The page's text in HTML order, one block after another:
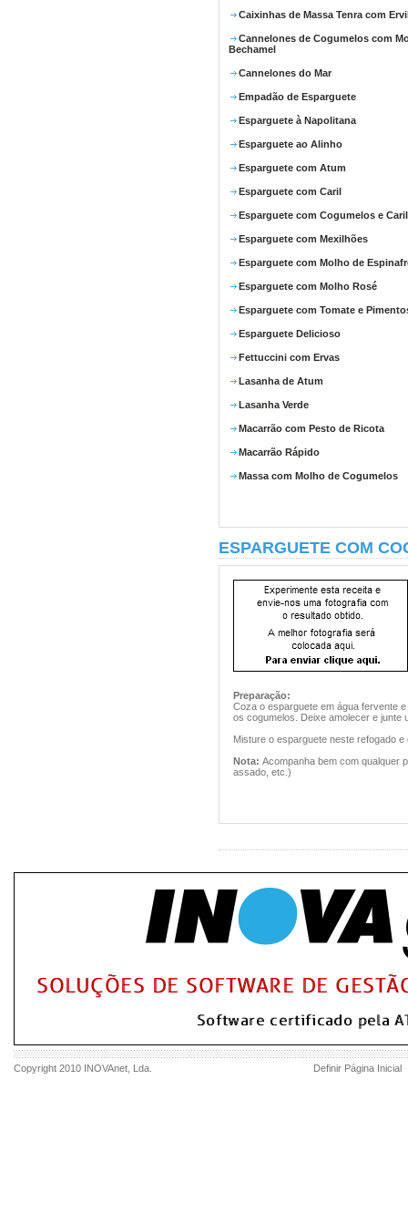
Caixinhas de Massa Tenra com
Cannelones de Cogumelos com
Bechamel
Cannelones do Mar
Empadão de Esparguete
Esparguete à Napolitana
Esparguete ao Alinho
Esparguete com Atum
Esparguete com Caril
Esparguete com Cogumelos e Caril
Esparguete com Mexilhões
Esparguete com Molho de
Esparguete com Molho Rosé
Esparguete com Tomate e
Esparguete Delicioso
Fettuccini com Ervas
Lasanha de Atum
Lasanha Verde
Macarrão com Pesto de Ricota
Macarrão Rápido
Massa com Molho de Cogumelos
ESPARGUETE COM
Preparação:
Coza o esparguete em água fervente
os cogumelos. Deixe amolecer e junte
Misture o esparguete neste refogado
Nota: Acompanha bem com qualquer
assado, etc.)
Copyright 2010 INOVAnet , Lda. Definir Página Inicial